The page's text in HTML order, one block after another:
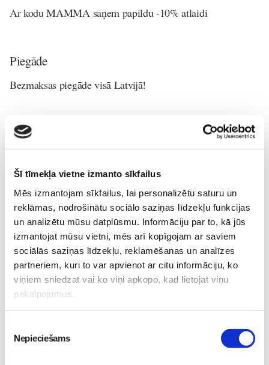
Šī tīmekļa vietne izmanto sīkfailus
Mēs izmantojam sīkfailus, lai personalizētu saturu un
reklāmas, nodrošinātu sociālo saziņas līdzekļu funkcijas
un analizētu mūsu datplūsmu. Informāciju par to, kā jūs
izmantojat mūsu vietni, mēs arī kopīgojam ar saviem
sociālās saziņas līdzekļu, reklamēšanas un analīzes
partneriem, kuri to var apvienot ar citu informāciju, ko
viņiem sniedzat vai ko viņi apkopo, kad lietojat viņu
pakalpojumus.
izvēle
Nepieciešams
Ar kodu MAMMA saņem papildu -10% atlaidi
Piegāde
Bezmaksas piegāde visā Latvijā!
Lasi vēl
Kļūsti par Freemore produktu testētāju! Sievietēm
06. Aug 20:04
skolā atgrieztos vesels un